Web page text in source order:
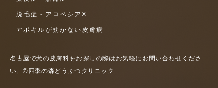
脱毛症・アロペシアX
アポキルが効かない皮膚病
名古屋で犬の皮膚科をお探しの際はお気軽にお問い合わせくださ
い。©四季の森どうぶつクリニック